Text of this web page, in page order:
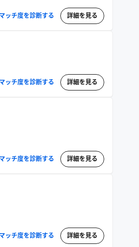
マッチ度を診断する 詳細を見る
マッチ度を診断する 詳細を見る
マッチ度を診断する 詳細を見る
マッチ度を診断する 詳細を見る